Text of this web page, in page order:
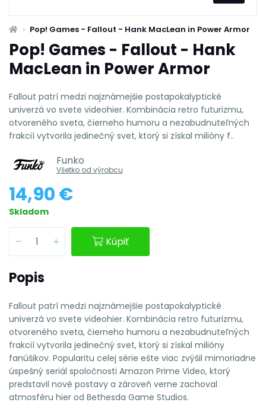
Pop! Games - Fallout - Hank MacLean in Power Armor
Pop! Games - Fallout - Hank
MacLean in Power Armor
Fallout patrí medzi najznámejšie postapokalyptické
univerzá vo svete videohier. Kombinácia retro futurizmu,
otvoreného sveta, čierneho humoru a nezabudnuteľných
frakcií vytvorila jedinečný svet, ktorý si získal milióny f..
Funko
Všetko od výrobcu
14,90 €
Skladom
Kúpiť
Popis
Fallout patrí medzi najznámejšie postapokalyptické
univerzá vo svete videohier. Kombinácia retro futurizmu,
otvoreného sveta, čierneho humoru a nezabudnuteľných
frakcií vytvorila jedinečný svet, ktorý si získal milióny
fanúšikov. Popularitu celej série ešte viac zvýšil mimoriadne
úspešný seriál spoločnosti Amazon Prime Video, ktorý
predstavil nové postavy a zároveň verne zachoval
atmosféru hier od Bethesda Game Studios.